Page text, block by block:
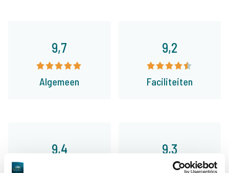
9,7
Algemeen
9,2
Faciliteiten
9,4 9,3